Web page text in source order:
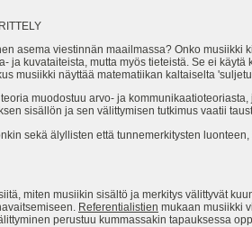
asema viestinnän maailmassa? Onko
ja kuvataiteista, mutta myös tieteistä. Se ei
musiikki näyttää matematiikan kaltaiselta
muodostuu arvo- ja
sisällön ja sen välittymisen tutkimus vaatii
sekä älyllisten että tunnemerkitysten
miten musiikin sisältö ja merkitys välittyvät
Referentialistien mukaan musiikki
perustuu kummassakin tapauksessa